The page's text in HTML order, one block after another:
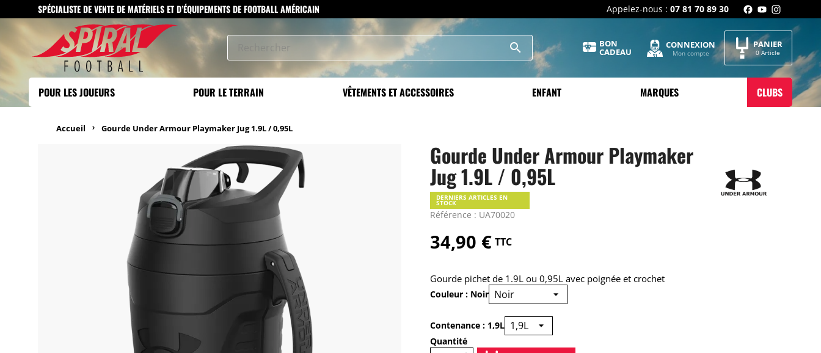
SPÉCIALISTE DE VENTE DE MATÉRIELS ET D’ÉQUIPEMENTS DE FOOTBALL AMÉRICAIN Appelez-nous : 07 81 70 89 30
search BON
CADEAU
CONNEXION
Mon compte
PANIER
0 Article
POUR LES JOUEURS POUR LE TERRAIN VÊTEMENTS ET ACCESSOIRES ENFANT MARQUES CLUBS
Accueil Gourde Under Armour Playmaker Jug 1.9L / 0,95L
Gourde Under Armour Playmaker
Jug 1.9L / 0,95L
Référence : UA70020
DERNIERS ARTICLES EN
STOCK
34,90 € TTC
Gourde pichet de 1.9L ou 0,95L avec poignée et crochet
Couleur : Noir
Contenance : 1,9L
Quantité